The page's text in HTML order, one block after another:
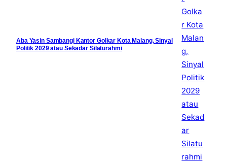
Aba Yasin Sambangi Kantor Golkar Kota Malang, Sinyal
Politik 2029 atau Sekadar Silaturahmi